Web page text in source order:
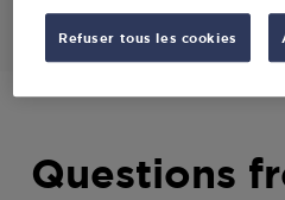
Questions
Refuser tous les cookies